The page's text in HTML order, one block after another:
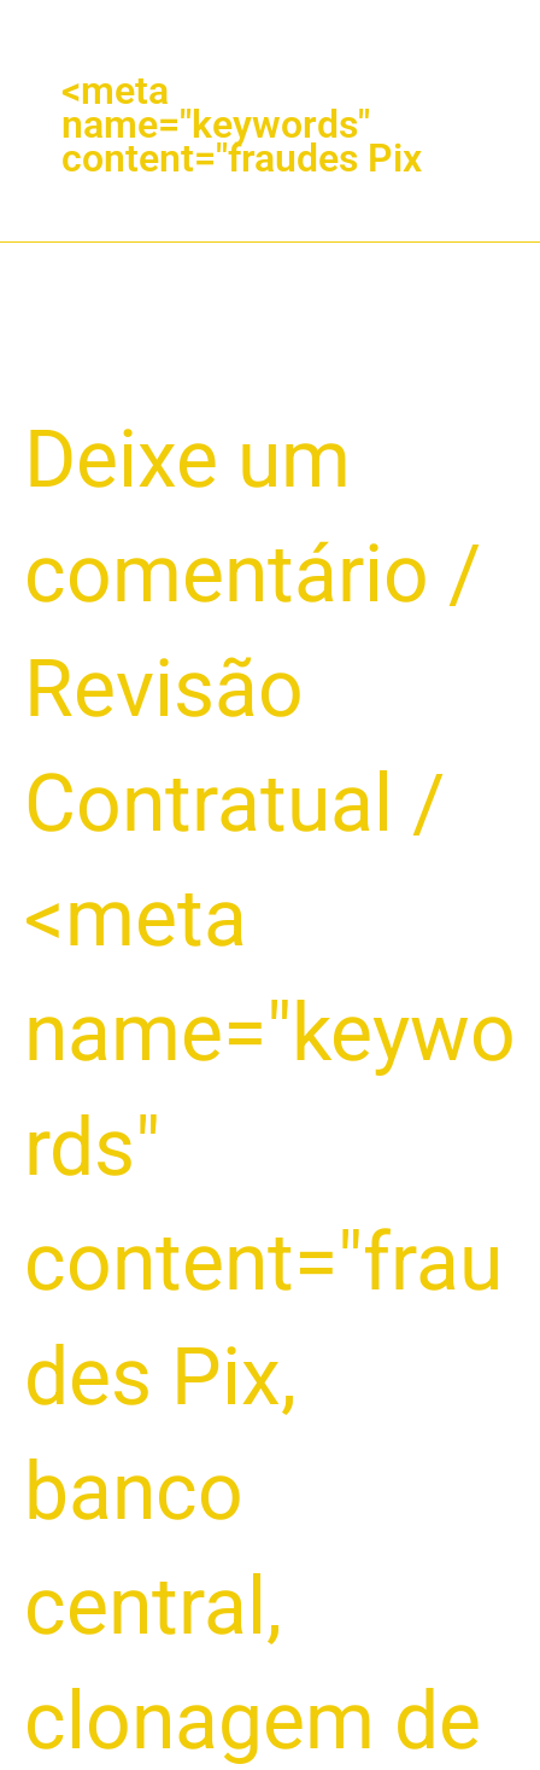
<meta
name="keywords"
content="fraudes Pix
Deixe um
comentário /
Revisão
Contratual /
<meta
name="keywo
rds"
content="frau
des Pix,
banco
central ,
clonagem de
GOLPES
PIX:
COMO
REEMBOLSO
DO
BANCO
PROTEGER
SUAS